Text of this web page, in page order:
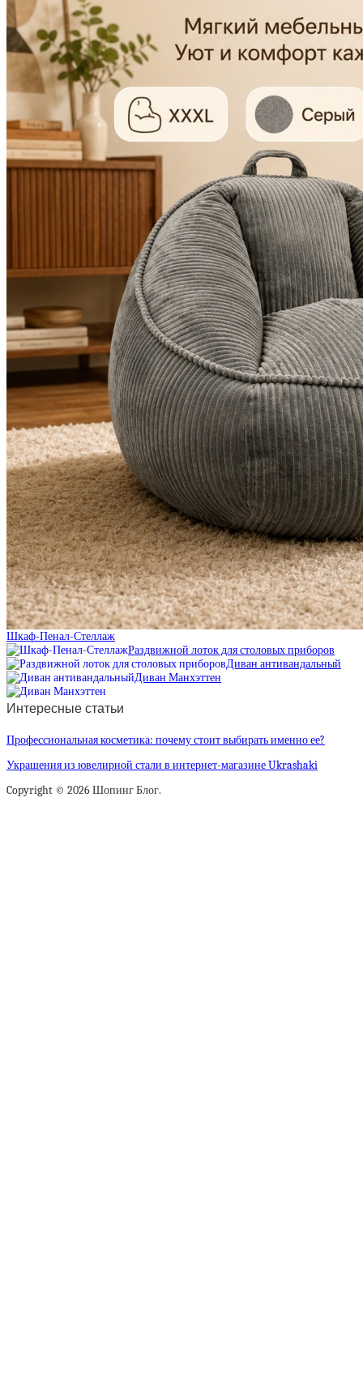
Шкаф-Пенал-Стеллаж
Раздвижной лоток для столовых приборов
Диван антивандальный
Диван Манхэттен
Интересные статьи
Профессиональная косметика: почему стоит выбирать именно ее?
Украшения из ювелирной стали в интернет-магазине Ukrashaki
Copyright © 2026 Шопинг Блог.